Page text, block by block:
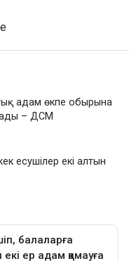
адам өкпе обырына
– ДСМ
есушілер екі алтын